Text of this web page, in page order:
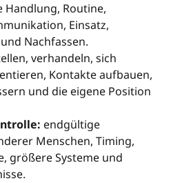
Handlung, Routine,
Einsatz,
Nachfassen.
verhandeln, sich
Kontakte aufbauen,
und die eigene Position
endgültige
Menschen, Timing,
größere Systeme und